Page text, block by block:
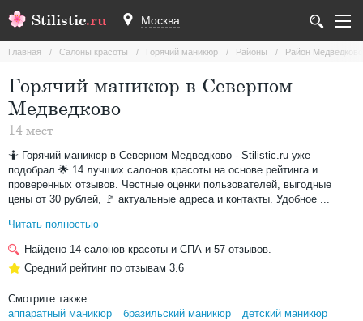
Stilistic.ru Москва
Главная Салоны красоты Горячий маникюр Районы Район
Горячий маникюр в Северном
Медведково
14 мест
🤷 Горячий маникюр в Северном Медведково - Stilistic.ru уже
подобрал 🌟 14 лучших салонов красоты на основе рейтинга и
проверенных отзывов. Честные оценки пользователей, выгодные
цены от 30 рублей, 🚩 актуальные адреса и контакты. Удобное ...
Читать полностью
Найдено 14 салонов красоты и СПА и 57 отзывов.
Средний рейтинг по отзывам 3.6
Смотрите также:
аппаратный маникюр
бразильский маникюр
детский маникюр